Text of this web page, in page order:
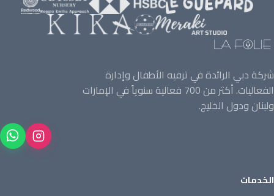
تتعاون La Folie مع علامات تجارية وأماكن ومدارس ومؤسسات رائدة في الإمارات — من الضيافة والتجزئة إلى التعليم والجهات الحكومية والأسماء العالمية — مقدّمةً أكثر من 700 فعالية سنويًا في دبي ولبنان ودول الخليج.
شركة دبي الرائدة في ترفيه الأطفال وإدارة
الفعاليات. أكثر من 700 فعالية سنوياً في الإمارات
ولبنان ودول الخليج.
الخدمات